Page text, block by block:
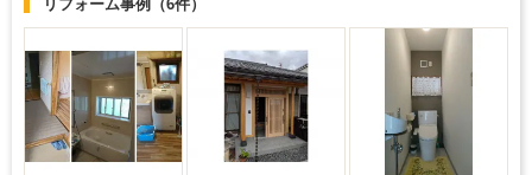
リフォーム事例 （6件）